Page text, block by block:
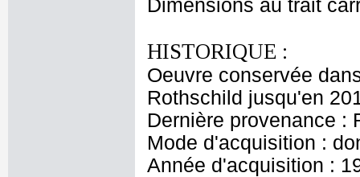
Dimensions au trait
HISTORIQUE :
Oeuvre conservée
Rothschild jusqu'en
Dernière provenance :
Mode d'acquisition :
Année d'acquisition :